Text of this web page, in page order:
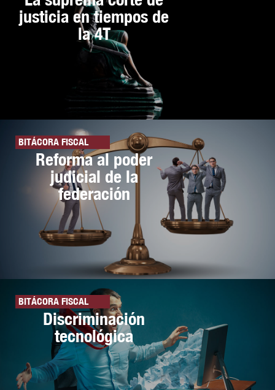
justicia en tiempos de
la 4T
BITÁCORA FISCAL
Reforma al poder
judicial de la
federación
BITÁCORA FISCAL
Discriminación
tecnológica